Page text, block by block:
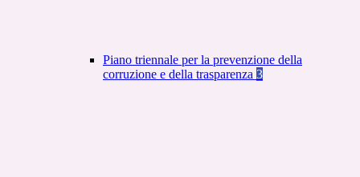
Piano triennale per la prevenzione della
corruzione e della trasparenza 3